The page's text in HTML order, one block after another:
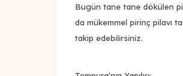
Bugün tane tane dökülen
da mükemmel pirinç pilavı
takip edebilirsiniz.